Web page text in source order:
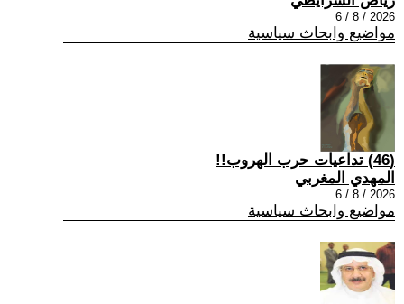
2026 / 8 / 6
مواضيع وابحاث سياسية
(46) تداعيات حرب الهروب!!
المهدي المغربي
2026 / 8 / 6
مواضيع وابحاث سياسية